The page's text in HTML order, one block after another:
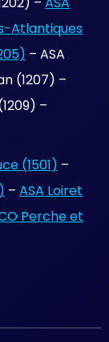
Atlantiques
– ASA
(1207) –
–
(1501) –
– ASA Loiret
Perche et